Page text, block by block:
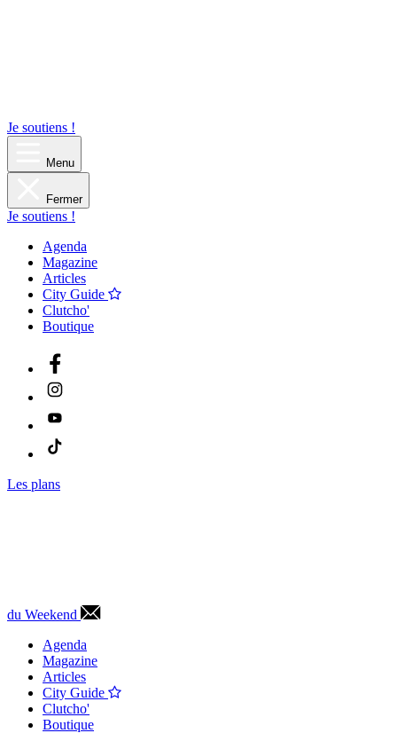
Je soutiens !
Menu
Fermer
Je soutiens !
Agenda
Magazine
Articles
City Guide
Clutcho'
Boutique
Les plans
du Weekend
Agenda
Magazine
Articles
City Guide
Clutcho'
Boutique